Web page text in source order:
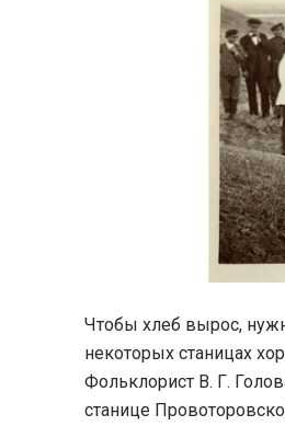
Чтобы хлеб вырос,
некоторых станицах
Фольклорист В. Г.
станице